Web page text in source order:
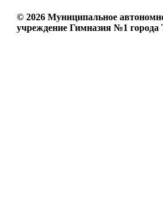
© 2026 Муниципальное
учреждение Гимназия №1